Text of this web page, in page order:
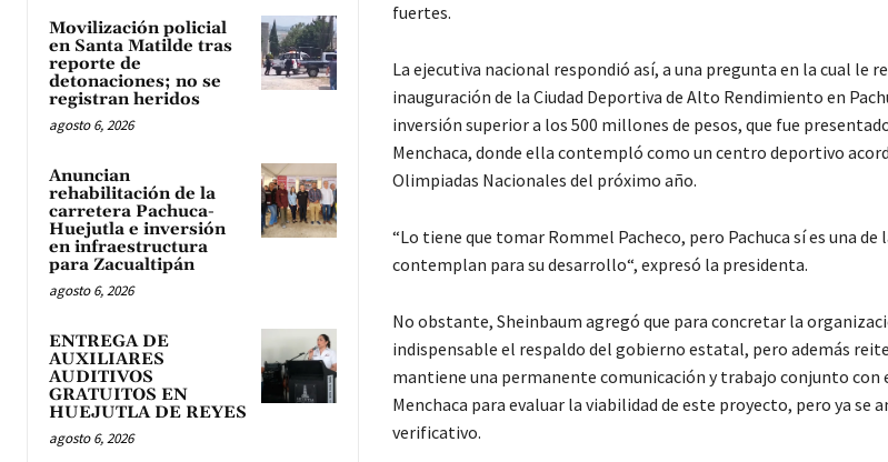
Movilización policial
en Santa Matilde tras
reporte de
detonaciones; no se
registran heridos
agosto 6, 2026
Anuncian
rehabilitación de la
carretera Pachuca-
Huejutla e inversión
en infraestructura
para Zacualtipán
agosto 6, 2026
ENTREGA DE
AUXILIARES
AUDITIVOS
GRATUITOS EN
HUEJUTLA DE REYES
agosto 6, 2026
fuertes.
La ejecutiva nacional respondió así, a una pregunta en la cual le
inauguración de la Ciudad Deportiva de Alto Rendimiento en
inversión superior a los 500 millones de pesos, que fue
Menchaca, donde ella contempló como un centro deportivo
Olimpiadas Nacionales del próximo año.
“Lo tiene que tomar Rommel Pacheco, pero Pachuca sí es una de
contemplan para su desarrollo“, expresó la presidenta.
No obstante, Sheinbaum agregó que para concretar la
indispensable el respaldo del gobierno estatal, pero además
mantiene una permanente comunicación y trabajo conjunto con
Menchaca para evaluar la viabilidad de este proyecto, pero ya se
verificativo.